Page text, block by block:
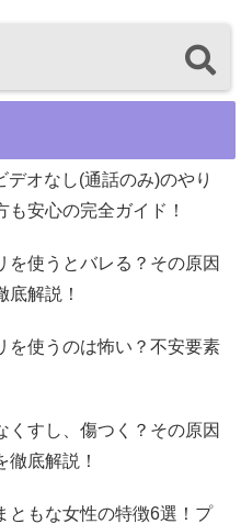
オなし(通話のみ)のやり
安心の完全ガイド！
を使うとバレる？その原因
底解説！
を使うのは怖い？不安要素
くすし、傷つく？その原因
底解説！
ともな女性の特徴6選！プ